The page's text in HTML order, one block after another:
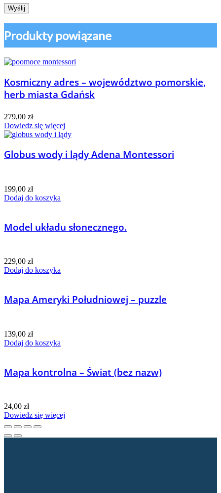
Produkty powiązane
Kosmiczny adres – województwo pomorskie,
herb miasta Gdańsk
279,00 zł
Dowiedz się więcej
Globus wody i lądy Adena Montessori
199,00 zł
Dodaj do koszyka
Model układu słonecznego.
229,00 zł
Dodaj do koszyka
Mapa Ameryki Południowej – puzzle
139,00 zł
Dodaj do koszyka
Mapa kontrolna – Świat (bez nazw)
24,00 zł
Dowiedz się więcej